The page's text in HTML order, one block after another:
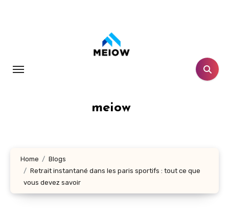
meiow
Home
Blogs
Retrait instantané dans les paris sportifs : tout ce que
vous devez savoir